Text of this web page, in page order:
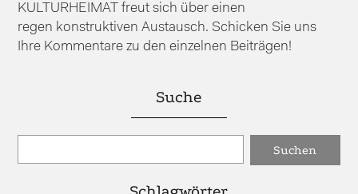
KULTURHEIMAT freut sich über einen
regen konstruktiven Austausch. Schicken Sie uns
Ihre Kommentare zu den einzelnen Beiträgen!
Suche